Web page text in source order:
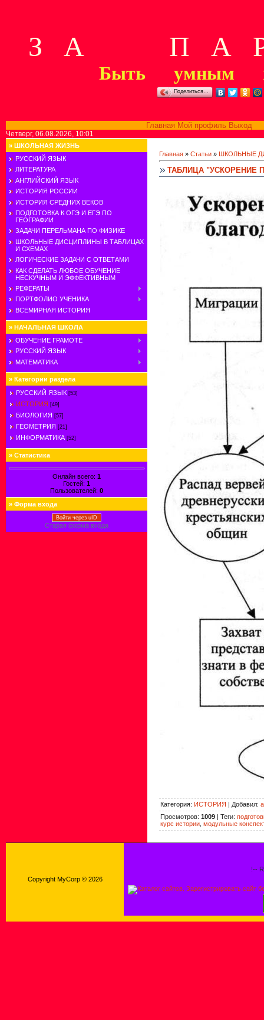
З А П А Р
Быть умным
Поделиться…
Главная Мой профиль Выход
Четверг, 06.08.2026, 10:01
» ШКОЛЬНАЯ ЖИЗНЬ
РУССКИЙ ЯЗЫК
ЛИТЕРАТУРА
АНГЛИЙСКИЙ ЯЗЫК
ИСТОРИЯ РОССИИ
ИСТОРИЯ СРЕДНИХ ВЕКОВ
ПОДГОТОВКА К ОГЭ И ЕГЭ ПО
ГЕОГРАФИИ
ЗАДАЧИ ПЕРЕЛЬМАНА ПО ФИЗИКЕ
ШКОЛЬНЫЕ ДИСЦИПЛИНЫ В ТАБЛИЦАХ
И СХЕМАХ
ЛОГИЧЕСКИЕ ЗАДАЧИ С ОТВЕТАМИ
КАК СДЕЛАТЬ ЛЮБОЕ ОБУЧЕНИЕ
НЕСКУЧНЫМ И ЭФФЕКТИВНЫМ
РЕФЕРАТЫ
ПОРТФОЛИО УЧЕНИКА
ВСЕМИРНАЯ ИСТОРИЯ
» НАЧАЛЬНАЯ ШКОЛА
ОБУЧЕНИЕ ГРАМОТЕ
РУССКИЙ ЯЗЫК
МАТЕМАТИКА
» Категории раздела
РУССКИЙ ЯЗЫК [53]
ИСТОРИЯ [49]
БИОЛОГИЯ [57]
ГЕОМЕТРИЯ [21]
ИНФОРМАТИКА [52]
» Статистика
Онлайн всего: 1
Гостей: 1
Пользователей: 0
» Форма входа
Войти через uID
Старая форма входа
Главная » Статьи » ШКОЛЬНЫЕ
ТАБЛИЦА "УСКОРЕНИЕ
Категория: ИСТОРИЯ | Добавил:
Просмотров: 1009 | Теги:
курс истории модульные
Copyright MyCorp © 2026
!--